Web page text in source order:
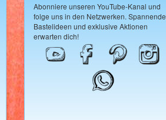
Abonniere unseren YouTube-Kanal und
folge uns in den Netzwerken. Spannende
Bastelideen und exklusive Aktionen
erwarten dich!